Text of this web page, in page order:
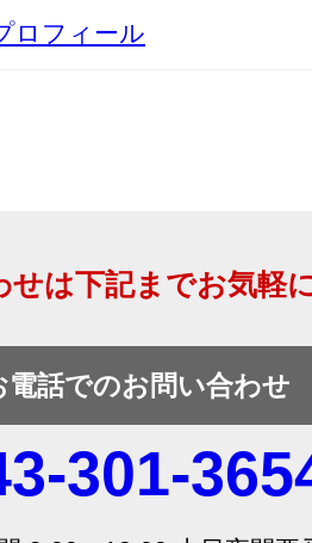
ロフィール
せは下記までお気軽
電話でのお問い合わせ
301-